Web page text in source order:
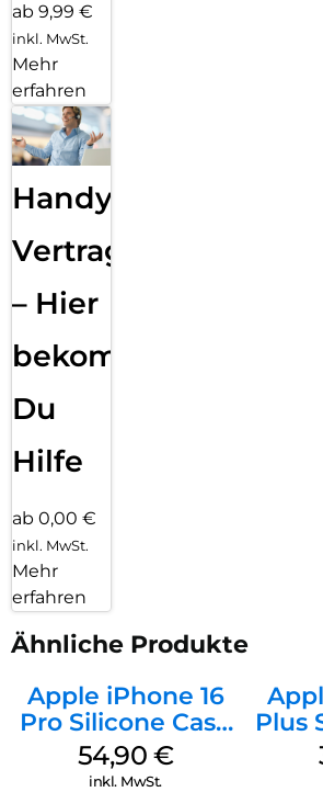
ab 9,99 €
inkl. MwSt.
Mehr
erfahren
Handy
Vertragsabwicklung
– Hier
bekommst
Du
Hilfe
ab 0,00 €
inkl. MwSt.
Mehr
erfahren
Ähnliche Produkte
Apple iPhone 16
Pro Silicone Case
MagSafe Black
54,90 €
inkl. MwSt.
Plus